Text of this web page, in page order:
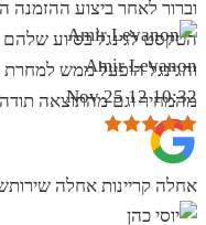
וברור לאחר ביצוע ההזמנה
הטקסט לגינגל בסיוע שלהם
והגינגל הופעל ממש
מהמחיר וגם מהתוצאה
Amir Levanon
10:32 12 Nov 25
אחלה קריינות אחלה